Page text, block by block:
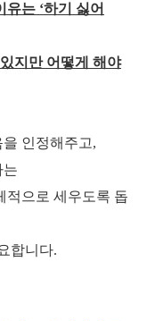
유는 ‘하기 싫어
지만 어떻게 해야
인정해주고,
는
적으로 세우도록 돕
합니다.